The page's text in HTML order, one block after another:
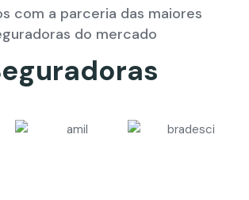
com a parceria das maiores
do mercado